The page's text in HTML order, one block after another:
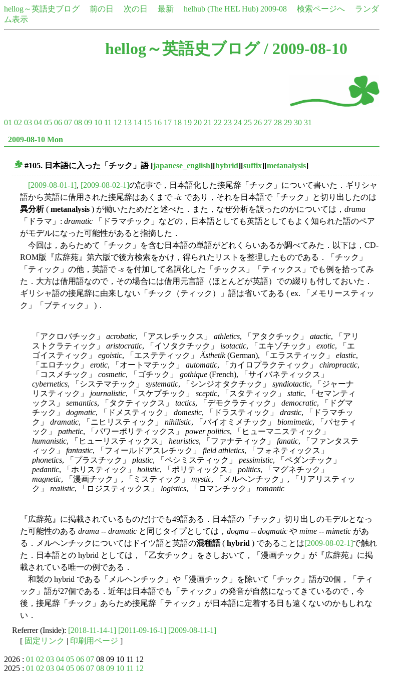
hellog～英語史ブログ 前の日 次の日 最新 helhub (The HEL Hub) 2009-08 検索ページへ
ランダ
ム表示
hellog～英語史ブログ/ 2009-08-10
01 02 03 04 05 06 07 08 09 10 11 12 13 14 15 16 17 18 19 20 21 22 23 24 25 26 27 28 29 30 31
2009-08-10 Mon
#105. 日本語に入った「チック」語[japanese_english][hybrid][suffix][metanalysis]
[2009-08-01-1], [2009-08-02-1]の記事で，日本語化した接尾辞「チック」について書いた．ギリシャ
語から英語に借用された接尾辞はあくまで -ic であり，それを日本語で「チック」と切り出したのは
異分析( metanalysis ) が働いたためだと述べた．また，なぜ分析を誤ったのかについては， drama
「ドラマ」: dramatic 「ドラマチック」などの，日本語としても英語としてもよく知られた語のペア
がモデルになった可能性があると指摘した．
今回は，あらためて「チック」を含む日本語の単語がどれくらいあるか調べてみた．以下は，CD-
ROM版『広辞苑』第六版で後方検索をかけ，得られたリストを整理したものである．「チック」
「ティック」の他，英語で -s を付加して名詞化した「チックス」「ティックス」でも例を拾ってみ
た．大方は借用語なので，その場合には借用元言語（ほとんどが英語）での綴りも付しておいた．
ギリシャ語の接尾辞に由来しない「チック（ティック）」語は省いてある ( ex. 「メモリースティッ
ク」「ブティック」 )．
「アクロバチック」 acrobatic, 「アスレチックス」 athletics, 「アタクチック」 atactic, 「アリ
ストクラティック」 aristocratic, 「イソタクチック」 isotactic, 「エキゾチック」 exotic, 「エ
ゴイスティック」 egoistic, 「エステティック」 Ästhetik(German), 「エラスティック」 elastic,
「エロチック」 erotic, 「オートマチック」 automatic, 「カイロプラクティック」 chiropractic,
「コスメチック」 cosmetic, 「ゴチック」 gothique (French), 「サイバネティックス」
cybernetics, 「システマチック」 systematic, 「シンジオタクチック」 syndiotactic, 「ジャーナ
リスティック」 journalistic, 「スケプチック」 sceptic, 「スタティック」 static, 「セマンティ
ックス」 semantics, 「タクティックス」 tactics, 「デモクラティック」 democratic, 「ドグマ
チック」 dogmatic, 「ドメスティック」 domestic, 「ドラスティック」 drastic, 「ドラマチッ
ク」 dramatic, 「ニヒリスティック」 nihilistic, 「バイオミメチック」 biomimetic, 「パセティ
ック」 pathetic, 「パワーポリティックス」 power politics, 「ヒューマニスティック」
humanistic, 「ヒューリスティックス」 heuristics, 「ファナティック」 fanatic, 「ファンタステ
ィック」 fantastic, 「フィールドアスレチック」 field athletics, 「フォネティックス」
phonetics, 「プラスチック」 plastic, 「ペシミスティック」 pessimistic, 「ペダンチック」
pedantic, 「ホリスティック」 holistic, 「ポリティックス」 politics, 「マグネチック」
magnetic, 「漫画チック」, 「ミスティック」 mystic, 「メルヘンチック」, 「リアリスティッ
ク」 realistic, 「ロジスティックス」 logistics, 「ロマンチック」 romantic
『広辞苑』に掲載されているものだけでも49語ある．日本語の「チック」切り出しのモデルとなっ
た可能性のある drama -- dramatic と同じタイプとしては， dogma -- dogmatic や mime -- mimetic があ
る．メルヘンチックについてはドイツ語と英語の混種語( hybrid ) であることは[2009-08-02-1]で触れ
た．日本語との hybrid としては，「乙女チック」をさしおいて，「漫画チック」が『広辞苑』に掲
載されている唯一の例である．
和製の hybrid である「メルヘンチック」や「漫画チック」を除いて「チック」語が20個，「ティ
ック」語が27個である．近年は日本語でも「ティック」の発音が自然になってきているので，今
後，接尾辞「チック」あらため接尾辞「ティック」が日本語に定着する日も遠くないのかもしれな
い．
Referrer (Inside): [2018-11-14-1] [2011-09-16-1] [2009-08-11-1]
[ 固定リンク | 印刷用ページ ]
2026 : 01 02 03 04 05 06 07 08 09 10 11 12
2025 : 01 02 03 04 05 06 07 08 09 10 11 12